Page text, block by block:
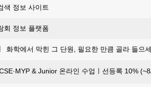
색 정보 사이트
회 정보 플랫폼
화학에서 막힌 그 단원, 필요한 만큼 골라 들으
& Junior 온라인 수업ㅣ선등록 10%